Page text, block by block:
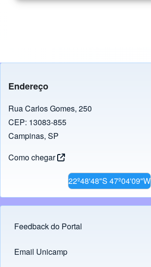
Endereço
Rua Carlos Gomes, 250
CEP: 13083-855
Campinas, SP
Como chegar
22º48'48"S 47º04'09"W
Footer menu
Feedback do Portal
Links
Email Unicamp
(opens in new tab)